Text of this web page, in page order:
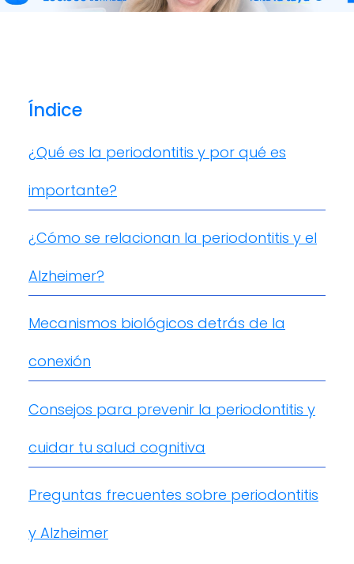
Índice
¿Qué es la periodontitis y por qué es
importante?
¿Cómo se relacionan la periodontitis y el
Alzheimer?
Mecanismos biológicos detrás de la
conexión
Consejos para prevenir la periodontitis y
cuidar tu salud cognitiva
Preguntas frecuentes sobre periodontitis
y Alzheimer